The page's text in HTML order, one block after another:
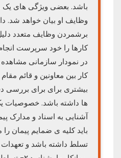
باشد. بعضی ویژگی های
وظایف او بیان خواهد شد.
برشمردن وظایف متعدد
کارها را خود سرپرست
در نمودار سازمانی
کار بین معاونین و قائم
بیشتری برای برای بررسی
آشنایی به اسناد و مدارک
باید کلیه ی ضمایم پیمان را
تسلط داشته باشد و تعهدات